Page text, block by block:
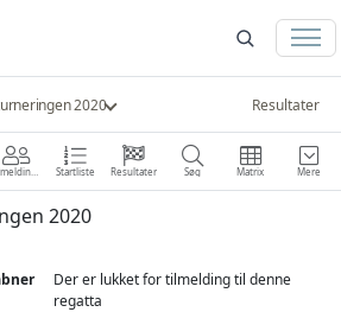
2020 Resultater
Tilmeldinger Startliste Resultater Søg Matrix Mere
2020
Der er lukket for tilmelding til denne
regatta